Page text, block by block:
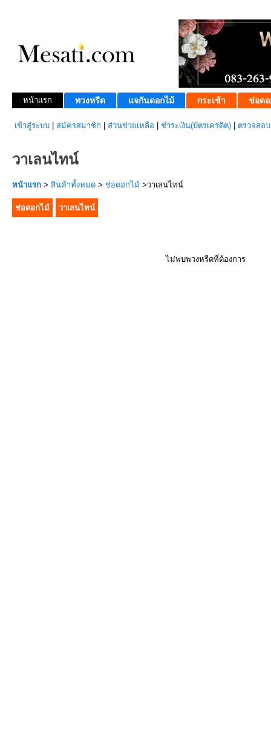
หน้าแรก พวงหรีด แจกันดอกไม้ กระเช้า ช่อดอ
เข้าสู่ระบบ สมัครสมาชิก ส่วนช่วยเหลือ ชำระเงิน(บัตรเครดิต) ตรวจสอ
วาเลนไทน์
หน้าแรก > สินค้าทั้งหมด > ช่อดอกไม้ >วาเลนไทน์
ช่อดอกไม้ วาเลนไทน์
ไม่พบพวงหรีดที่ต้องการ